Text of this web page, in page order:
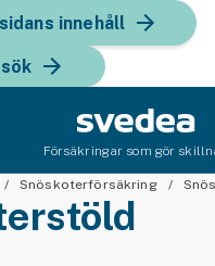
innehåll
Försäkringar som gör
Snöskoterförsäkring